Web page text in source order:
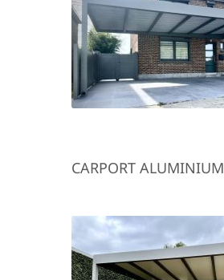
CARPORT ALUMINIUM